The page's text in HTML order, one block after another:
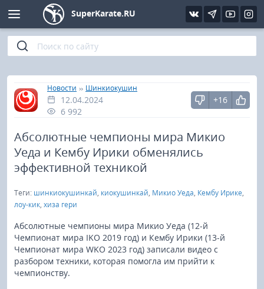
SuperKarate.RU
Главная
»
Новости » Шинкиокушин
12.04.2024
6 992
+16
Абсолютные чемпионы мира Микио
Уеда и Кембу Ирики обменялись
эффективной техникой
Теги: шинкиокушинкай, киокушинкай, Микио Уеда, Кембу Ирике,
лоу-кик, хиза гери
Абсолютные чемпионы мира Микио Уеда (12-й
Чемпионат мира IKO 2019 год) и Кембу Ирики (13-й
Чемпионат мира WKO 2023 год) записали видео с
разбором техники, которая помогла им прийти к
чемпионству.
Киокушинкай
Кёкусин (IFK)
Шинкиокушинкай
Кекусин-кан
Кикбоксинг и K-1
Бокс
UFC и MMA
Муай тай
Фото
Видео
Интервью
Статьи
Уроки каратэ
Файлы
Библиотека